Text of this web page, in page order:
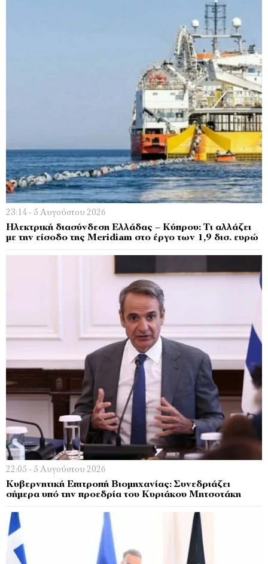
23:14 - 5 Αυγούστου 2026
Ηλεκτρική διασύνδεση Ελλάδας – Κύπρου: Τι αλλάζει
με την είσοδο της Meridiam στο έργο των 1,9 δισ. ευρώ
22:05 - 5 Αυγούστου 2026
Κυβερνητική Επιτροπή Βιομηχανίας: Συνεδριάζει
σήμερα υπό την προεδρία του Κυριάκου Μητσοτάκη